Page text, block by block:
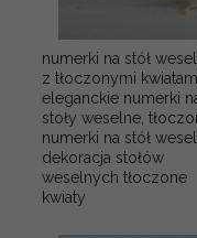
numerki na stół
z tłoczonymi
eleganckie numerki
stoły weselne,
numerki na stół
dekoracja stołów
weselnych tłoczone
kwiaty